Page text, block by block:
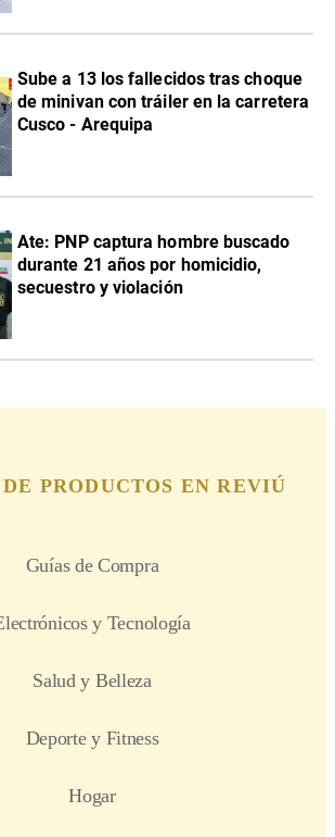
Sube a 13 los fallecidos tras choque
de minivan con tráiler en la carretera
Cusco - Arequipa
Ate: PNP captura hombre buscado
durante 21 años por homicidio,
secuestro y violación